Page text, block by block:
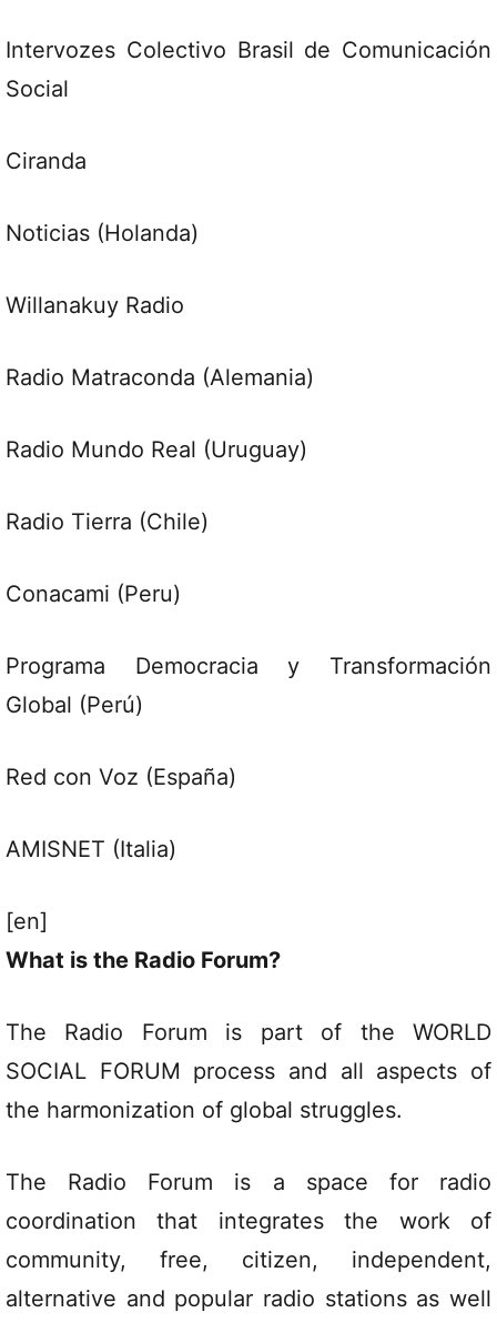
Intervozes Colectivo Brasil de Comunicación
Social
Ciranda
Noticias (Holanda)
Willanakuy Radio
Radio Matraconda (Alemania)
Radio Mundo Real (Uruguay)
Radio Tierra (Chile)
Conacami (Peru)
Programa Democracia y Transformación
Global (Perú)
Red con Voz (España)
AMISNET (Italia)
[en]
What is the Radio Forum?
The Radio Forum is part of the WORLD
SOCIAL FORUM process and all aspects of
the harmonization of global struggles.
The Radio Forum is a space for radio
coordination that integrates the work of
community, free, citizen, independent,
alternative and popular radio stations as well